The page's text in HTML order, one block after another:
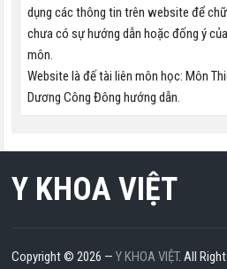
dụng các thông tin trên website để
chưa có sự hướng dẫn hoặc đống ý
môn.
Website là đế tài liên môn học: Môn
Dương Công Đông hướng dẫn.
Y KHOA VIỆT
Copyright © 2026 —Y KHOA VIỆT. All